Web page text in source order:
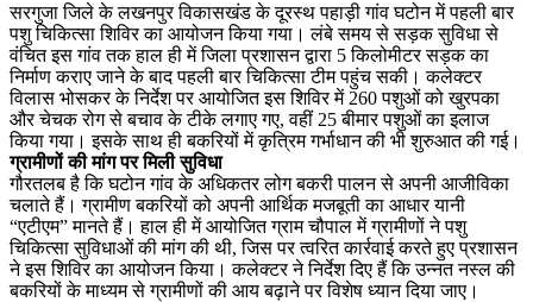
सरगुजा जिले के लखनपुर विकासखंड के दूरस्थ पहाड़ी गांव घटोन में पहली बार
पशु चिकित्सा शिविर का आयोजन किया गया। लंबे समय से सड़क सुविधा से
वंचित इस गांव तक हाल ही में जिला प्रशासन द्वारा 5 किलोमीटर सड़क का
निर्माण कराए जाने के बाद पहली बार चिकित्सा टीम पहुंच सकी। कलेक्टर
विलास भोसकर के निर्देश पर आयोजित इस शिविर में 260 पशुओं को खुरपका
और चेचक रोग से बचाव के टीके लगाए गए, वहीं 25 बीमार पशुओं का इलाज
किया गया। इसके साथ ही बकरियों में कृत्रिम गर्भाधान की भी शुरुआत की गई।
ग्रामीणों की मांग पर मिली सुविधा
गौरतलब है कि घटोन गांव के अधिकतर लोग बकरी पालन से अपनी आजीविका
चलाते हैं। ग्रामीण बकरियों को अपनी आर्थिक मजबूती का आधार यानी
“एटीएम” मानते हैं। हाल ही में आयोजित ग्राम चौपाल में ग्रामीणों ने पशु
चिकित्सा सुविधाओं की मांग की थी, जिस पर त्वरित कार्रवाई करते हुए प्रशासन
ने इस शिविर का आयोजन किया। कलेक्टर ने निर्देश दिए हैं कि उन्नत नस्ल की
बकरियों के माध्यम से ग्रामीणों की आय बढ़ाने पर विशेष ध्यान दिया जाए।